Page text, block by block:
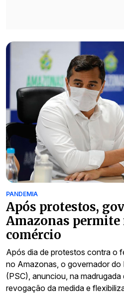
PANDEMIA
Após protestos,
Amazonas permite
comércio
Após dia de protestos contra o
no Amazonas, o governador do
(PSC), anunciou, na
revogação da medida e